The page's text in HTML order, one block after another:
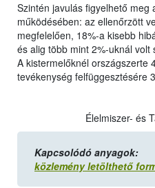
Szintén javulás figyelhető meg
működésében: az ellenőrzött
megfelelően, 18%-a kisebb
és alig több mint 2%-uknál
A kistermelőknél országszerte
tevékenység felfüggesztésére
Élelmiszer- és
Kapcsolódó anyagok:
közlemény letölthető